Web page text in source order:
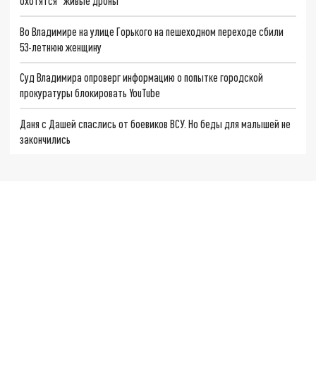
Во Владимире на улице Горького на пешеходном переходе сбили
53-летнюю женщину
Суд Владимира опроверг информацию о попытке городской
прокуратуры блокировать YouTube
Даня с Дашей спаслись от боевиков ВСУ. Но беды для малышей не
закончились